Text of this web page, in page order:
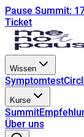
Pause Summit:
Ticket
Wissen
Symptomtest
Kurse
Summit
Über uns